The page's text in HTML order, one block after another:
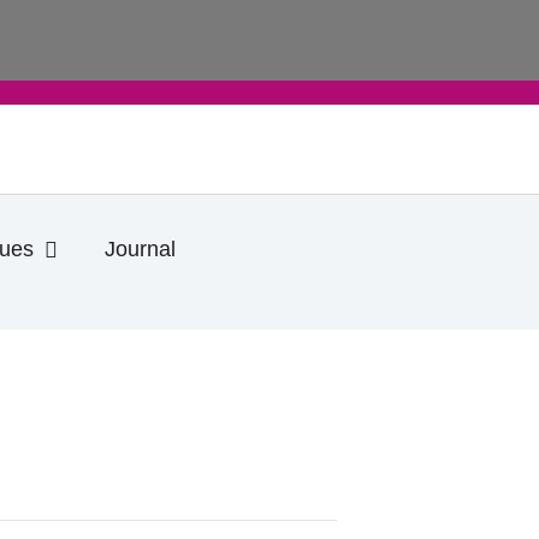
Ouvrir Informations pratiques
Journal